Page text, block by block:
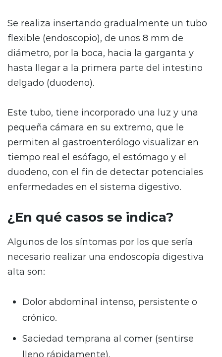
Se realiza insertando gradualmente un tubo
flexible (endoscopio), de unos 8 mm de
diámetro, por la boca, hacia la garganta y
hasta llegar a la primera parte del intestino
delgado (duodeno).
Este tubo, tiene incorporado una luz y una
pequeña cámara en su extremo, que le
permiten al gastroenterólogo visualizar en
tiempo real el esófago, el estómago y el
duodeno, con el fin de detectar potenciales
enfermedades en el sistema digestivo.
¿En qué casos se indica?
Algunos de los síntomas por los que sería
necesario realizar una endoscopía digestiva
alta son:
Dolor abdominal intenso, persistente o
crónico.
Saciedad temprana al comer (sentirse
lleno rápidamente).